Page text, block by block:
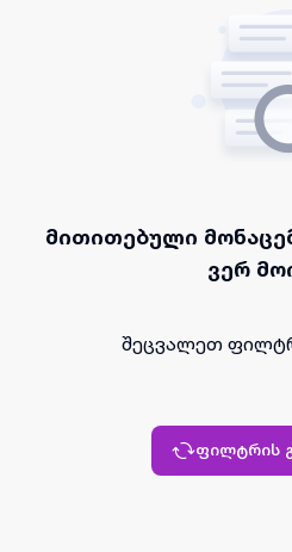
მითითებული
ვერ
შეცვალეთ
ფილტრის